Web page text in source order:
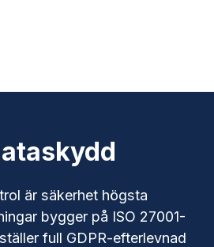
är säkerhet högsta
bygger på ISO 27001-
full GDPR-efterlevnad